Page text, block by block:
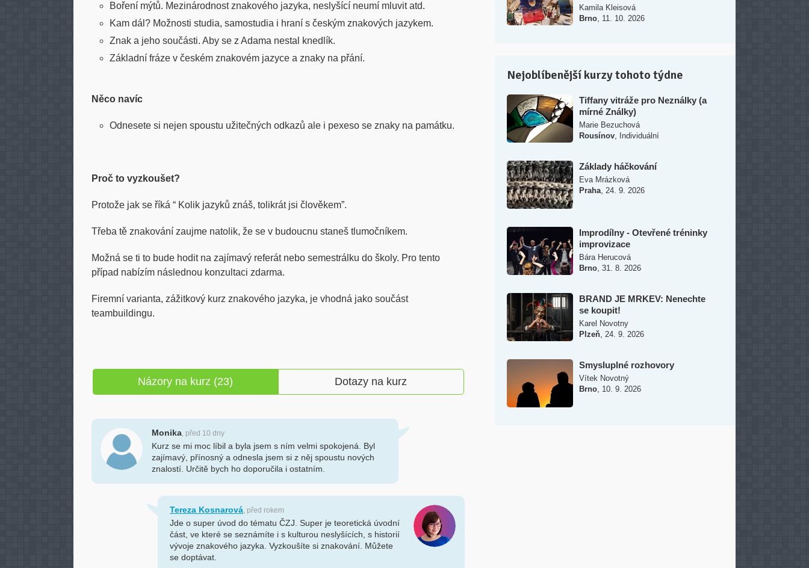
Boření mýtů. Mezinárodnost znakového jazyka, neslyšící neumí mluvit atd.
Kam dál? Možnosti studia, samostudia i hraní s českým znakových jazykem.
Znak a jeho součásti. Aby se z Adama nestal knedlík.
Základní fráze v českém znakovém jazyce a znaky na přání.
Něco navíc
Odnesete si nejen spoustu užitečných odkazů ale i pexeso se znaky na památku.
Proč to vyzkoušet?
Protože jak se říká “ Kolik jazyků znáš, tolikrát jsi člověkem”.
Třeba tě znakování zaujme natolik, že se v budoucnu staneš tlumočníkem.
Možná se ti to bude hodit na zajímavý referát nebo semestrálku do školy. Pro tento
případ nabízím následnou konzultaci zdarma.
Firemní varianta, zážitkový kurz znakového jazyka, je vhodná jako součást
teambuildingu.
Názory na kurz (23) Dotazy na kurz
Monika, před 10 dny
Kurz se mi moc líbil a byla jsem s ním velmi spokojená. Byl
zajímavý, přínosný a odnesla jsem si z něj spoustu nových
znalostí. Určitě bych ho doporučila i ostatním.
Tereza Kosnarová, před rokem
Jde o super úvod do tématu ČZJ. Super je teoretická úvodní
část, ve které se seznámíte i s kulturou neslyšících, s historií
vývoje znakového jazyka. Vyzkoušíte si znakování. Můžete
se doptávat.
Kamila Kleisová
Brno 11. 10. 2026
Nejoblíbenější kurzy tohoto týdne
Tiffany vitráže pro Neználky (a
mírné Ználky)
Marie Bezuchová
Rousínov
Individuální
Základy háčkování
Eva Mrázková
Praha 24. 9. 2026
Improdílny - Otevřené tréninky
improvizace
Bára Herucová
Brno 31. 8. 2026
BRAND JE MRKEV: Nenechte
se koupit!
Karel Novotny
Plzeň 24. 9. 2026
Smysluplné rozhovory
Vítek Novotný
Brno 10. 9. 2026